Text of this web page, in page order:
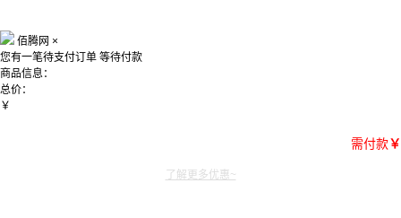
佰腾网 ×
您有一笔待支付订单 等待付款
商品信息：
总价：
￥
需付款￥
了解更多优惠~